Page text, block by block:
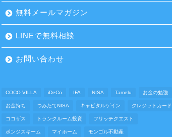
無料メールマガジン
LINEで無料相談
お問い合わせ
COCO VILLA iDeCo IFA NISA Tamelu お金の勉強
お金持ち つみたてNISA キャピタルゲイン クレジットカード
ココザス トランクルーム投資 フリッチクエスト
ポンジスキーム マイホーム モンゴル不動産